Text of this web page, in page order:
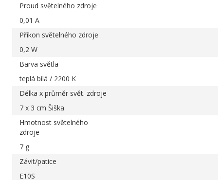
Proud světelného zdroje
0,01 A
Příkon světelného zdroje
0,2 W
Barva světla
teplá bílá / 2200 K
Délka x průměr svět. zdroje
7 x 3 cm Šiška
Hmotnost světelného
zdroje
7 g
Závit/patice
E10S